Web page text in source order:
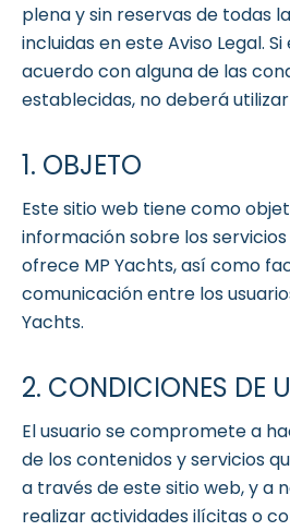
plena y sin reservas de todas
incluidas en este Aviso Legal.
acuerdo con alguna de las
establecidas, no deberá
1. OBJETO
Este sitio web tiene como
información sobre los
ofrece MP Yachts, así como
comunicación entre los
Yachts.
2. CONDICIONES DE
El usuario se compromete a
de los contenidos y servicios
a través de este sitio web, y a
realizar actividades ilícitas o